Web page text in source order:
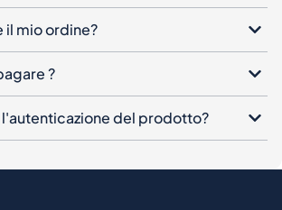
del prodotto?
di Spiritory
newsletter, lascia la tua email